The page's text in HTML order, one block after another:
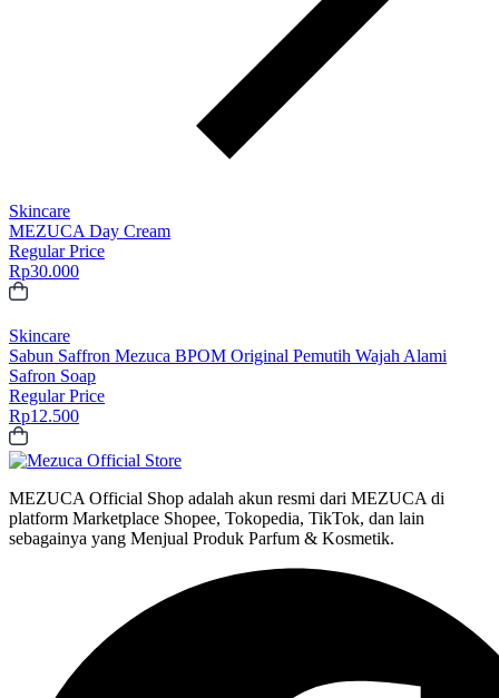
Skincare
MEZUCA Day Cream
Regular Price
Rp30.000
Skincare
Sabun Saffron Mezuca BPOM Original Pemutih Wajah Alami
Safron Soap
Regular Price
Rp12.500
MEZUCA Official Shop adalah akun resmi dari MEZUCA di
platform Marketplace Shopee, Tokopedia, TikTok, dan lain
sebagainya yang Menjual Produk Parfum & Kosmetik.